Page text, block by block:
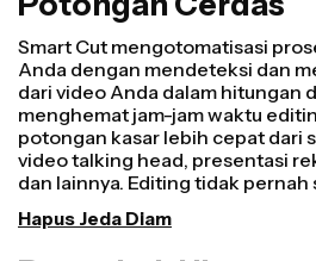
Pengubah Ukuran
Ubah ulang video lebih cepat
lebih profesional dengan fitur
Hanya dalam beberapa klik,
video dan menyesuaikan
platform lain, baik itu untuk
Twitter, Linkedin, atau platform
Ubah Ukuran Video